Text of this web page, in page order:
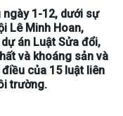
1-12, dưới sự
Lê Minh Hoan,
án Luật Sửa đổi,
và khoáng sản và
của 15 luật liên
trường.